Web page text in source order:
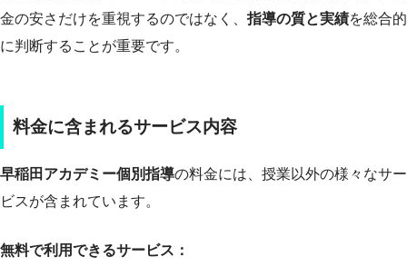
金の安さだけを重視するのではなく、 指導の質と実績を総合的
に判断することが重要です。
料金に含まれるサービス内容
早稲田アカデミー個別指導の料金には、授業以外の様々なサー
ビスが含まれています。
無料で利用できるサービス：